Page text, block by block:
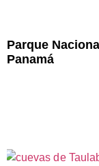
Parque
Panamá